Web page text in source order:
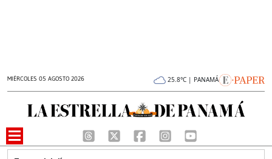
MIÉRCOLES 05 AGOSTO 2026 25.8°C | PANAMÁ